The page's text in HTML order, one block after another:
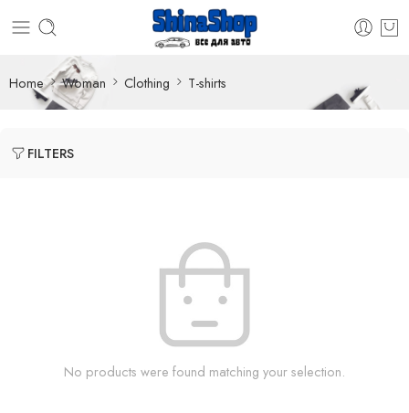
Home Woman Clothing T-shirts
FILTERS
No products were found matching your selection.